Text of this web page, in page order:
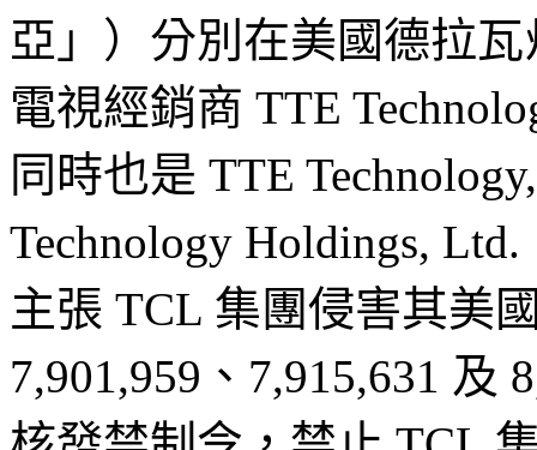
亞」）分別在美國德拉
電視經銷商 TTE
同時也是 TTE
Technology Holdings,
主張 TCL 集團侵害其美
7,901,959、7,915,631 及